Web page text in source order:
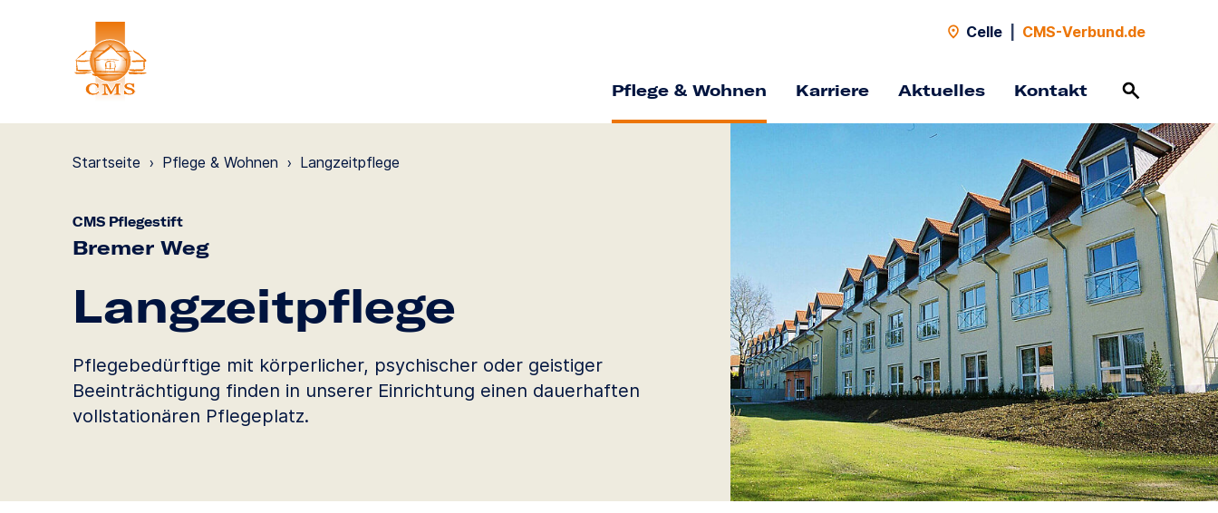
Celle CMS-Verbund.de
Pflege & Wohnen Karriere Aktuelles Kontakt
Startseite › Pflege & Wohnen › Langzeit­pflege
CMS Pflegestift
Bremer Weg
Langzeit­pflege
Pflegebedürftige mit körperlicher, psychischer oder geistiger
Beeinträchtigung finden in unserer Einrichtung einen dauerhaften
vollstationären Pflegeplatz.